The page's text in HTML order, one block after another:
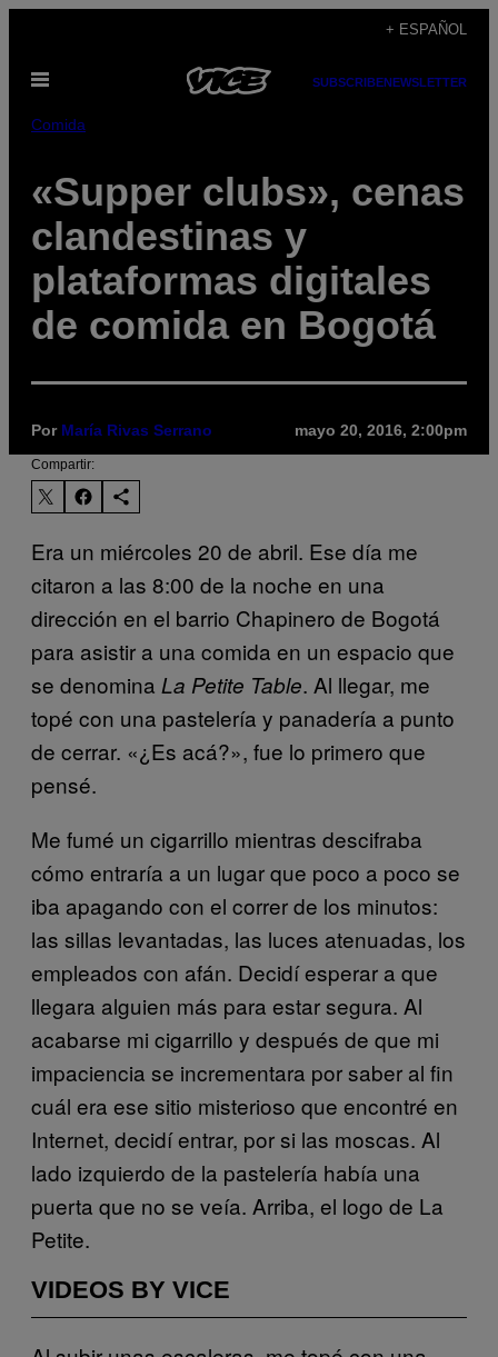
contenido
+ ESPAÑOL
Abrir
SUBSCRIBENEWSLETTER
Comida
«Supper clubs», cenas
clandestinas y
plataformas digitales
de comida en Bogotá
Por María Rivas Serrano mayo 20, 2016, 2:00pm
Compartir:
Era un miércoles 20 de abril. Ese día me
citaron a las 8:00 de la noche en una
dirección en el barrio Chapinero de Bogotá
para asistir a una comida en un espacio que
se denomina La Petite Table. Al llegar, me
topé con una pastelería y panadería a punto
de cerrar. «¿Es acá?», fue lo primero que
pensé.
Me fumé un cigarrillo mientras descifraba
cómo entraría a un lugar que poco a poco se
iba apagando con el correr de los minutos:
las sillas levantadas, las luces atenuadas, los
empleados con afán. Decidí esperar a que
llegara alguien más para estar segura. Al
acabarse mi cigarrillo y después de que mi
impaciencia se incrementara por saber al fin
cuál era ese sitio misterioso que encontré en
Internet, decidí entrar, por si las moscas. Al
lado izquierdo de la pastelería había una
puerta que no se veía. Arriba, el logo de La
Petite.
VIDEOS BY VICE